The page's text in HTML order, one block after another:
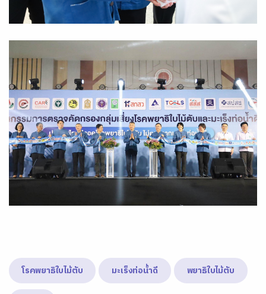
โรคพยาธิใบไม้ตับ มะเร็งท่อน้ำดี พยาธิใบไม้ตับ